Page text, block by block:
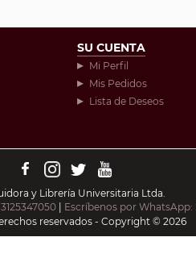
SU CUENTA
Mi Perfil
Mis Pedidos
Lista de Deseos
y Librería Universitaria Ltda.
Escríbenos por WhatsApp:
reservados - Copyright © 2026